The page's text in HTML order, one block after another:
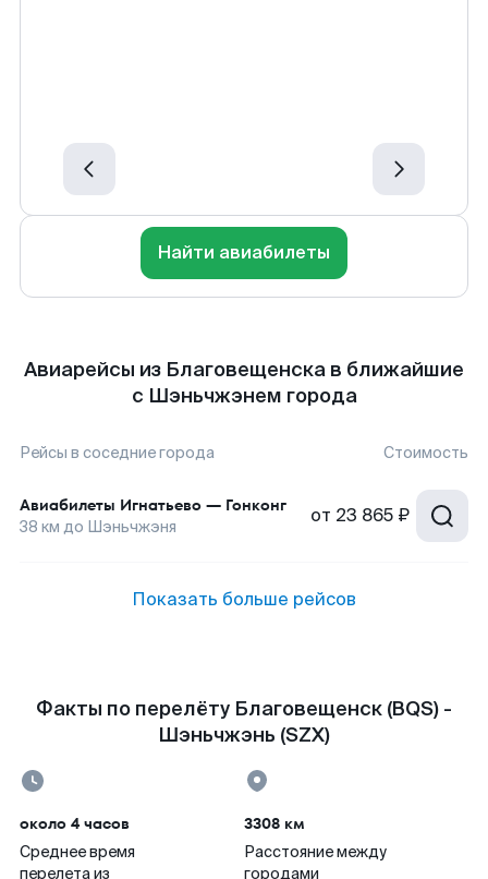
Найти авиабилеты
Авиарейсы из Благовещенска в ближайшие
с Шэньчжэнем города
Рейсы в соседние города Стоимость
Авиабилеты Игнатьево — Гонконг
38 км до Шэньчжэня от 23 865 ₽
Показать больше рейсов
Факты по перелёту Благовещенск (BQS) -
Шэньчжэнь (SZX)
около 4 часов
Среднее время
перелета из
3308 км
Расстояние между
городами